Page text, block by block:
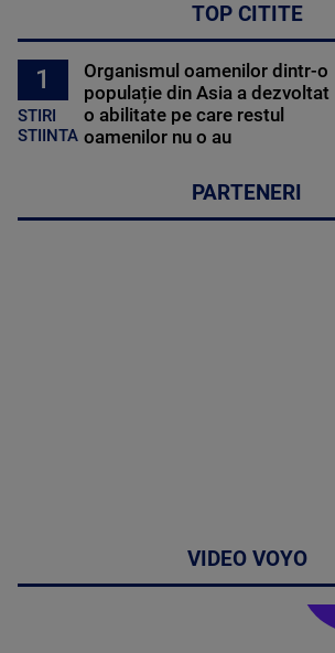
TOP CITITE
1
STIRI
STIINTA
Organismul oamenilor dintr-o
populație din Asia a dezvoltat
o abilitate pe care restul
oamenilor nu o au
PARTENERI
VIDEO VOYO